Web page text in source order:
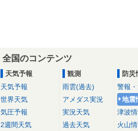
全国のコンテンツ
天気予報
天気予報
世界天気
気圧予報
2週間天気
観測
雨雲(過去)
アメダス実況
実況天気
過去天気
防災
警報
地震
津波
火山